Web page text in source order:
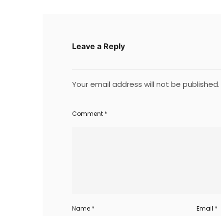
Leave a Reply
Your email address will not be published.
Comment *
Name * Email *